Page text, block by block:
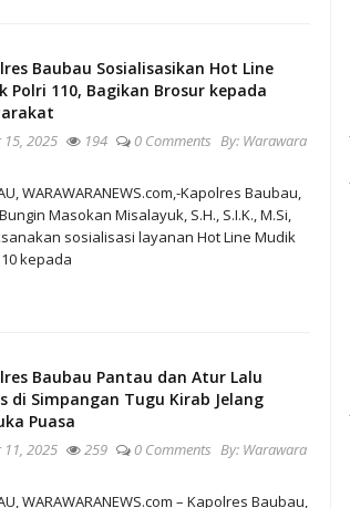
Baubau Sosialisasikan Hot Line
Polri 110, Bagikan Brosur kepada
2025 194 0 Comments By: Warawara
WARAWARANEWS.com,-Kapolres Baubau,
Masokan Misalayuk, S.H., S.I.K., M.Si,
sosialisasi layanan Hot Line Mudik
kepada
Baubau Pantau dan Atur Lalu
di Simpangan Tugu Kirab Jelang
Puasa
2025 259 0 Comments By: Warawara
WARAWARANEWS.com – Kapolres Baubau,